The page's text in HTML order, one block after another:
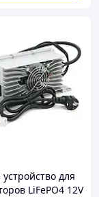
для
LiFePO4 12V